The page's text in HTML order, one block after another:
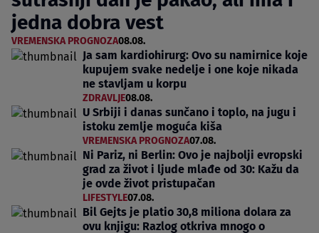
jedna dobra vest
VREMENSKA PROGNOZA08.08.
Ja sam kardiohirurg: Ovo su namirnice koje
kupujem svake nedelje i one koje nikada
ne stavljam u korpu
ZDRAVLJE08.08.
U Srbiji i danas sunčano i toplo, na jugu i
istoku zemlje moguća kiša
VREMENSKA PROGNOZA07.08.
Ni Pariz, ni Berlin: Ovo je najbolji evropski
grad za život i ljude mlađe od 30: Kažu da
je ovde život pristupačan
LIFESTYLE07.08.
Bil Gejts je platio 30,8 miliona dolara za
ovu knjigu: Razlog otkriva mnogo o